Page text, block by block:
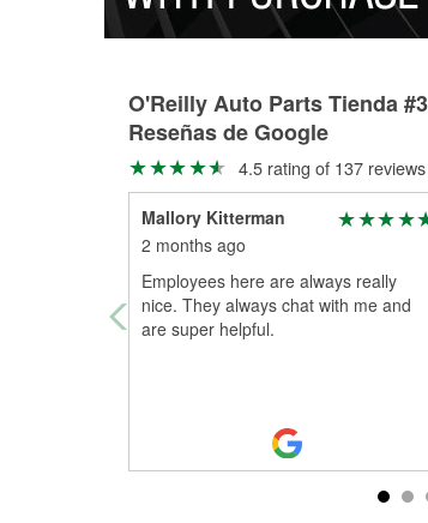
O'Reilly Auto Parts Tienda
Reseñas de Google
4.5 rating of 137 reviews
Mallory Kitterman
2 months ago
Employees here are always really
nice. They always chat with me and
are super helpful.